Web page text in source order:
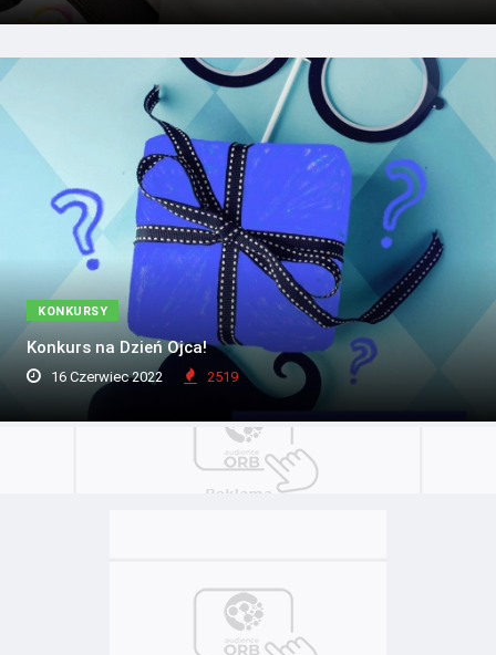
KONKURSY
Konkurs na Dzień Ojca!
16 Czerwiec 2022 2519